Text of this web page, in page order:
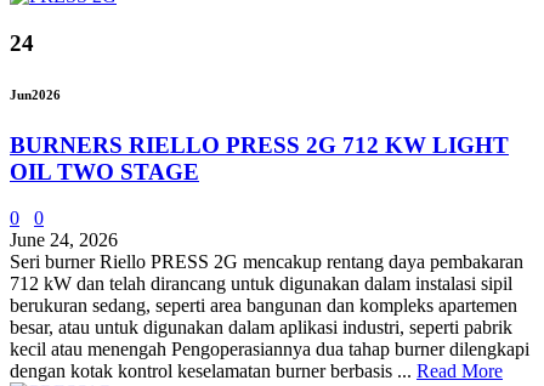
24
Jun2026
BURNERS RIELLO PRESS 2G 712 KW LIGHT
OIL TWO STAGE
0
0
June 24, 2026
Seri burner Riello PRESS 2G mencakup rentang daya pembakaran
712 kW dan telah dirancang untuk digunakan dalam instalasi sipil
berukuran sedang, seperti area bangunan dan kompleks apartemen
besar, atau untuk digunakan dalam aplikasi industri, seperti pabrik
kecil atau menengah Pengoperasiannya dua tahap burner dilengkapi
dengan kotak kontrol keselamatan burner berbasis ... Read More